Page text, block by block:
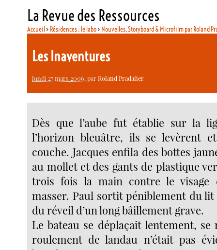
La Revue des Ressources
Accueil> Résidences : le labo> Nouvelles, Storyboard & Microfilm par Roland
Les Inaventures
lundi 27 mars 2006, parRoland Pradalier
Dès que l’aube fut établie sur la
l’horizon bleuâtre, ils se levèrent
couche. Jacques enfila des bottes
au mollet et des gants de plastique
trois fois la main contre le visage
masser. Paul sortit péniblement du
du réveil d’un long bâillement grave.
Le bateau se déplaçait lentement, se
roulement de landau n’était pas